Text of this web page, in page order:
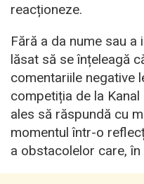
reacționeze.
Fără a da nume sau
lăsat să se înțeleagă
comentariile negative
competiția de la Kanal
ales să răspundă cu
momentul într-o
a obstacolelor care,